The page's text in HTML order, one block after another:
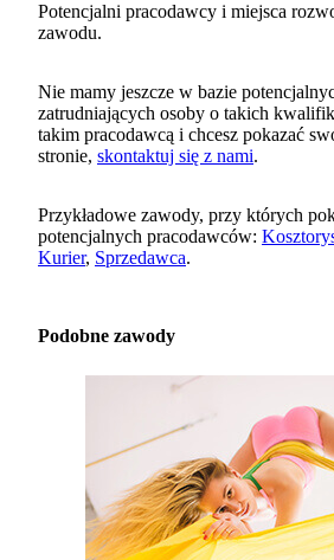
Potencjalni pracodawcy i miejsca
zawodu.
Nie mamy jeszcze w bazie
zatrudniających osoby o takich
takim pracodawcą i chcesz pokazać
stronie, skontaktuj się z nami.
Przykładowe zawody, przy których
potencjalnych pracodawców:
Kurier, Sprzedawca.
Podobne zawody